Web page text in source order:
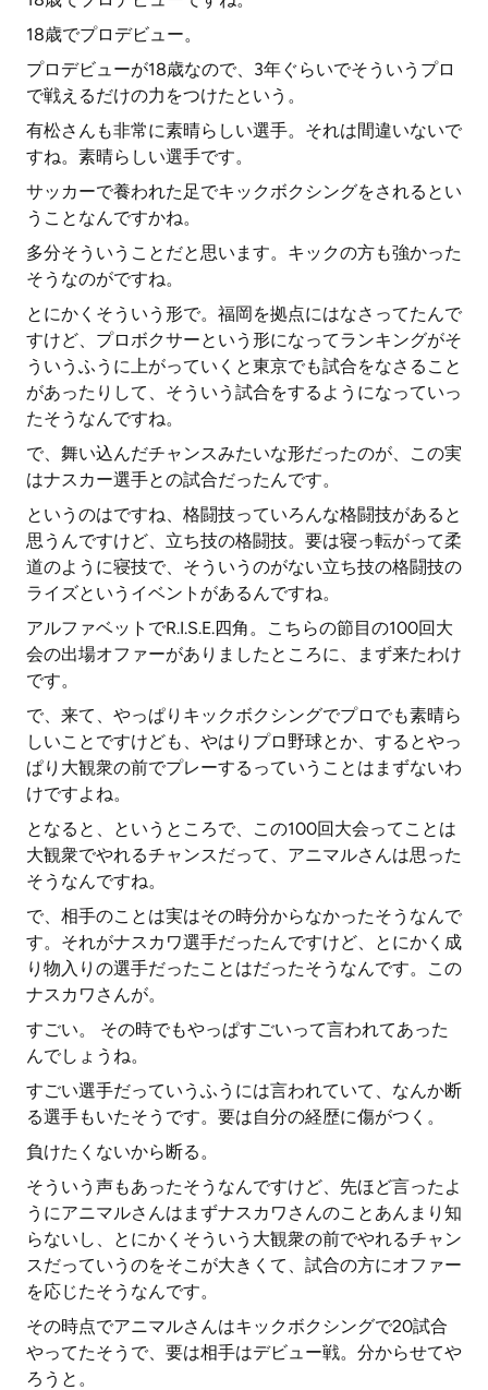
18歳でプロデビュー。
プロデビューが18歳なので、3年ぐらいでそういうプロ
で戦えるだけの力をつけたという。
有松さんも非常に素晴らしい選手。それは間違いないで
すね。素晴らしい選手です。
サッカーで養われた足でキックボクシングをされるとい
うことなんですかね。
多分そういうことだと思います。キックの方も強かった
そうなのがですね。
とにかくそういう形で。福岡を拠点にはなさってたんで
すけど、プロボクサーという形になってランキングがそ
ういうふうに上がっていくと東京でも試合をなさること
があったりして、そういう試合をするようになっていっ
たそうなんですね。
で、舞い込んだチャンスみたいな形だったのが、この実
はナスカー選手との試合だったんです。
というのはですね、格闘技っていろんな格闘技があると
思うんですけど、立ち技の格闘技。要は寝っ転がって柔
道のように寝技で、そういうのがない立ち技の格闘技の
ライズというイベントがあるんですね。
アルファベットでR.I.S.E.四角。こちらの節目の100回大
会の出場オファーがありましたところに、まず来たわけ
です。
で、来て、やっぱりキックボクシングでプロでも素晴ら
しいことですけども、やはりプロ野球とか、するとやっ
ぱり大観衆の前でプレーするっていうことはまずないわ
けですよね。
となると、というところで、この100回大会ってことは
大観衆でやれるチャンスだって、アニマルさんは思った
そうなんですね。
で、相手のことは実はその時分からなかったそうなんで
す。それがナスカワ選手だったんですけど、とにかく成
り物入りの選手だったことはだったそうなんです。この
ナスカワさんが。
すごい。 その時でもやっぱすごいって言われてあった
んでしょうね。
すごい選手だっていうふうには言われていて、なんか断
る選手もいたそうです。要は自分の経歴に傷がつく。
負けたくないから断る。
そういう声もあったそうなんですけど、先ほど言ったよ
うにアニマルさんはまずナスカワさんのことあんまり知
らないし、とにかくそういう大観衆の前でやれるチャン
スだっていうのをそこが大きくて、試合の方にオファー
を応じたそうなんです。
その時点でアニマルさんはキックボクシングで20試合
やってたそうで、要は相手はデビュー戦。分からせてや
ろうと。